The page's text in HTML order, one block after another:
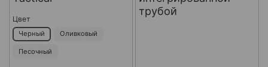
Цвет
Черный Оливковый
Песочный
трубой